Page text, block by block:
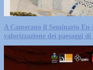
A Camerano il Seminario
valorizzazione dei paesaggi